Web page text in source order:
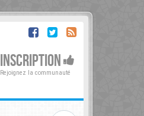
INSCRIPTION
Rejoignez la communauté